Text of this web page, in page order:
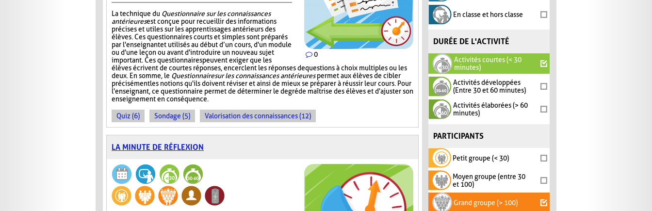
En classe et hors classe
DURÉE DE L'ACTIVITÉ
Activités courtes (< 30
minutes)
Activités développées
(Entre 30 et 60 minutes)
Activités élaborées (> 60
minutes)
PARTICIPANTS
Petit groupe (< 30)
Moyen groupe (entre 30
et 100)
Grand groupe (> 100)
0
La technique du Questionnaire sur les connaissances
antérieuresest conçue pour recueillir des informations
précises et utiles sur les apprentissages antérieurs des
élèves. Ces questionnaires courts et simples sont préparés
par l'enseignant et utilisés au début d’un cours, d'un module
ou d'une leçon ou avant d'introduire un nouveau sujet
important. Ces questionnaires peuvent exiger que les
élèves écrivent de courtes réponses, encerclent les réponses de questions à choix multiples ou les
deux. En somme, le Questionnaire sur les connaissances antérieurespermet aux élèves de cibler
précisément les notions qu'ils doivent réviser et ainsi de mieux se préparer à réussir leur cours. Pour
l'enseignant, ce questionnaire permet de déterminer le degré de maîtrise des élèves et d'ajuster son
enseignement en conséquence.
Quiz (6) Sondage (5) Valorisation des connaissances (12)
LA MINUTE DE RÉFLEXION